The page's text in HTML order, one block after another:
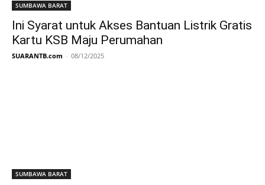
SUMBAWA BARAT
Ini Syarat untuk Akses Bantuan Listrik Gratis
Kartu KSB Maju Perumahan
SUARANTB.com - 08/12/2025
SUMBAWA BARAT